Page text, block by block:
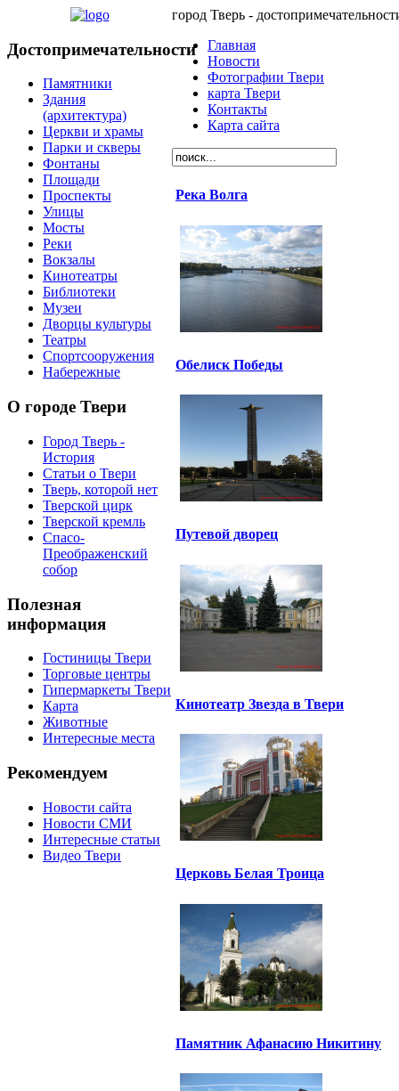
Достопримечательности
Памятники
Здания
(архитектура)
Церкви и храмы
Парки и скверы
Фонтаны
Площади
Проспекты
Улицы
Мосты
Реки
Вокзалы
Кинотеатры
Библиотеки
Музеи
Дворцы культуры
Театры
Спортсооружения
Набережные
О городе Твери
Город Тверь -
История
Статьи о Твери
Тверь, которой нет
Тверской цирк
Тверской кремль
Спасо-
Преображенский
собор
Полезная
информация
Гостиницы Твери
Торговые центры
Гипермаркеты Твери
Карта
Животные
Интересные места
Рекомендуем
Новости сайта
Новости СМИ
Интересные статьи
Видео Твери
город Тверь -
Главная
Новости
Фотографии Твери
карта Твери
Контакты
Карта сайта
Река Волга
Обелиск Победы
Путевой дворец
Кинотеатр Звезда в Твери
Церковь Белая Троица
Памятник Афанасию Никитину